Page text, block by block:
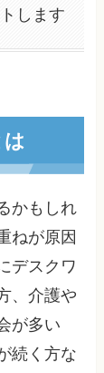
します
かもしれ
ねが原因
デスクワ
、介護や
が多い
続く方な